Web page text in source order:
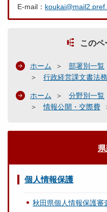
E-mail：
このペ
ホーム 部署別一覧
行政経営課文書法
ホーム 分野別一覧
情報公開・交際費
個人情報保護
秋田県個人情報保護審